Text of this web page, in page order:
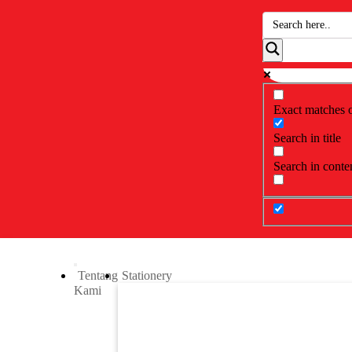
Exact matches
Search in title
Search in
Tentang
Kami
Stationery